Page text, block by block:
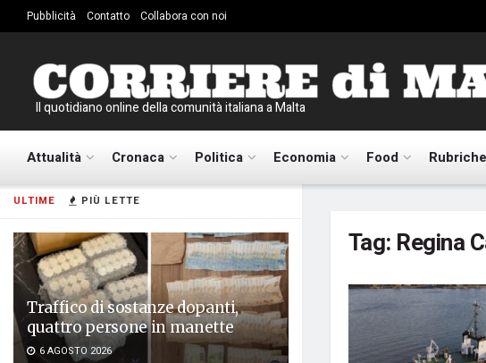
ULTIME PIÙ LETTE
Traffico di sostanze dopanti,
quattro persone in manette
6 AGOSTO 2026
Pubblicità Contatto Collabora con noi
Il quotidiano online della comunità italiana a Malta
Attualità Cronaca Politica Economia Food Rubriche
Tag: Regina